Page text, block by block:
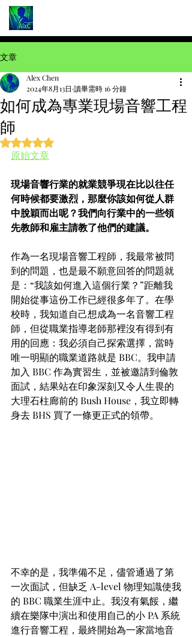
文章
如何成為專業現場音響工程
師
Alex Chen
2024年8月13日 讀畢需時 16 分鐘
評等為 NaN（最高為 5 顆星）。
原始文章
現場音響行業的就業競爭現在比以往任
何時候都要激烈，那麼你該如何從人群
中脫穎而出呢？我們向行業中的一些領
先教師和雇主請教了他們的建議。
作為一名現場音響工程師，我最常被問
到的問題，也是最不願意回答的問題就
是：“我該如何進入這個行業？”距離我
開始從事這份工作已經很多年了。在學
校時，我知道自己想成為一名音響工程
師，但從職業指導老師那裡沒有得到有
用的回應：我必須自己探索選擇，當時
唯一明顯的職業道路就是 BBC。我申請
加入 BBC 作為實習生，並被邀請到倫敦
面試，結果站在印象深刻又令人生畏的
大理石柱廊前的 Bush House，我立即轉
身去 BHS 買了一條更正式的領帶。
不幸的是，我準備不足，儘管通過了第
一次面試，但缺乏 A-level 物理知識使我
的 BBC 職業生涯中止。我沒有氣餒，繼
續在樂隊中演出和使用自己的小 PA 系統
進行音響工程，最終開始為一家當地音